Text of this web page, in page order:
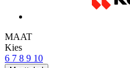
MAAT
Kies
6 7 8 9 10